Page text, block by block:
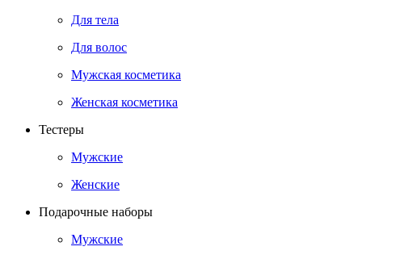
Для тела
Для волос
Мужская косметика
Женская косметика
Тестеры
Мужские
Женские
Подарочные наборы
Мужские